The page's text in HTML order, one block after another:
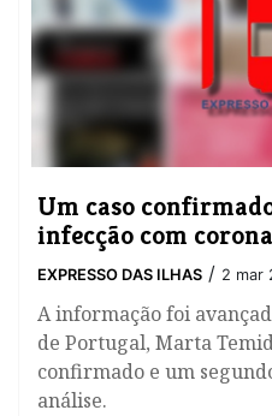
Um caso
infecção com
EXPRESSO DAS ILHAS / 2 mar
A informação foi
de Portugal, Marta
confirmado e um
análise.